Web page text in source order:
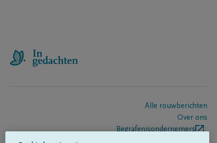
Alle rouwberichten
Over ons
Begrafenisondernemers